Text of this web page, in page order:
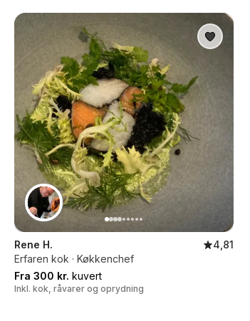
Rene H.
4,81
Erfaren kok · Køkkenchef
Fra 300 kr. kuvert
Inkl. kok, råvarer og oprydning